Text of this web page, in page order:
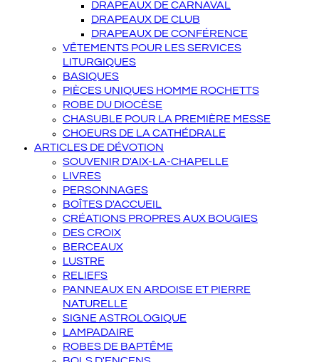
DRAPEAUX DE CARNAVAL
DRAPEAUX DE CLUB
DRAPEAUX DE CONFÉRENCE
VÊTEMENTS POUR LES SERVICES
LITURGIQUES
BASIQUES
PIÈCES UNIQUES HOMME ROCHETTS
ROBE DU DIOCÈSE
CHASUBLE POUR LA PREMIÈRE MESSE
CHOEURS DE LA CATHÉDRALE
ARTICLES DE DÉVOTION
SOUVENIR D'AIX-LA-CHAPELLE
LIVRES
PERSONNAGES
BOÎTES D'ACCUEIL
CRÉATIONS PROPRES AUX BOUGIES
DES CROIX
BERCEAUX
LUSTRE
RELIEFS
PANNEAUX EN ARDOISE ET PIERRE
NATURELLE
SIGNE ASTROLOGIQUE
LAMPADAIRE
ROBES DE BAPTÊME